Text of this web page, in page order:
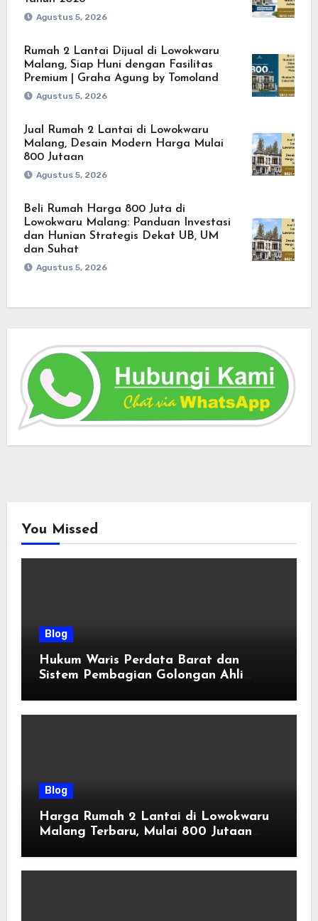
Agustus 5, 2026
Rumah 2 Lantai Dijual di Lowokwaru
Malang, Siap Huni dengan Fasilitas
Premium | Graha Agung by Tomoland
Agustus 5, 2026
Jual Rumah 2 Lantai di Lowokwaru
Malang, Desain Modern Harga Mulai
800 Jutaan
Agustus 5, 2026
Beli Rumah Harga 800 Juta di
Lowokwaru Malang: Panduan Investasi
dan Hunian Strategis Dekat UB, UM
dan Suhat
Agustus 5, 2026
You Missed
Blog
Hukum Waris Perdata Barat dan
Sistem Pembagian Golongan Ahli
Blog
Harga Rumah 2 Lantai di Lowokwaru
Malang Terbaru, Mulai 800 Jutaan